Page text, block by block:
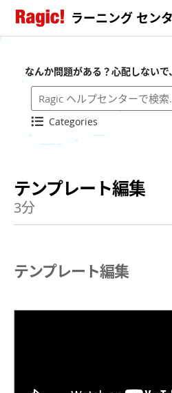
ラーニング セン
なんか問題がある？心配しないで
Categories
テンプレート編集
3分
テンプレート編集